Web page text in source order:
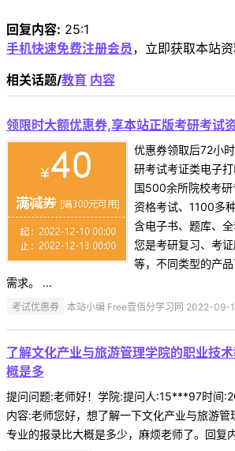
回复内容: 25:1
手机快速免费注册会员 ，立即获取本站资
相关话题/教育 内容
领限时大额优惠券,享本站正版考研考试
优惠券领取后72小
研考试考证类电子
国500余所院校考
资格考试、1100多
含电子书、题库、
您是考研复习、考
等，不同类型的产
需求。 ...
考试优惠券 本站小编 Free壹佰分学习网 2022-09-
了解文化产业与旅游管理学院的职业技
概是多
提问问题:老师好！学院:提问人:15***97时间
内容:老师您好，想了解一下文化产业与旅游
专业的报录比大概是多少，麻烦老师了。回复